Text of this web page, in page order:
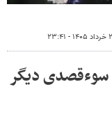
۲۳:۴۱
سوءقصدی دیگر